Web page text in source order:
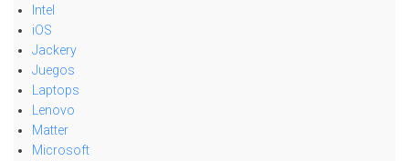
Intel
iOS
Jackery
Juegos
Laptops
Lenovo
Matter
Microsoft